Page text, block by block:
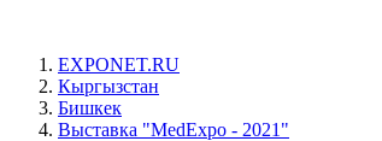
EXPONET.RU
Кыргызстан
Бишкек
Выставка "MedExpo - 2021"